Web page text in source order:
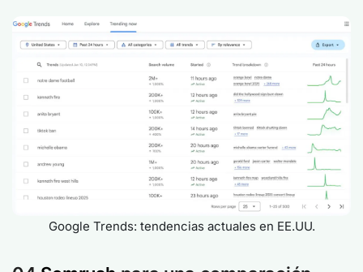
Google Trends: tendencias actuales en EE.UU.